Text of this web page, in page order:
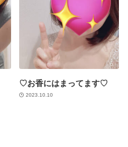
♡お香にはまってます♡
2023.10.10